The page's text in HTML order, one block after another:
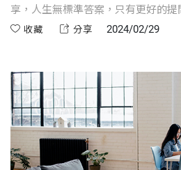
享，人生無標準答案，只有更好的提
延伸話題，更能夠擴大議題範圍，還
收藏 分享 2024/02/29